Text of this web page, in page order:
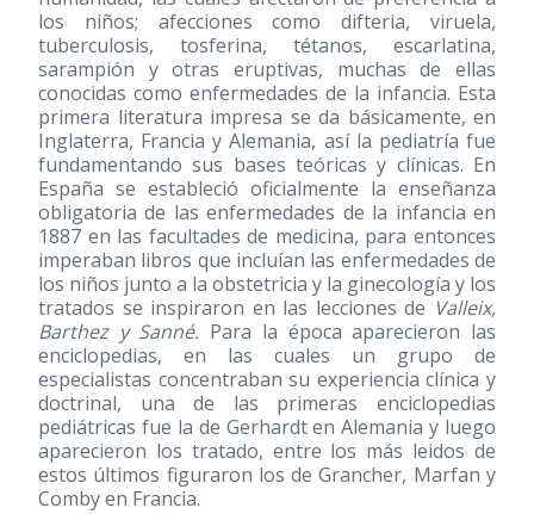
los niños; afecciones como difteria, viruela,
tuberculosis, tosferina, tétanos, escarlatina,
sarampión y otras eruptivas, muchas de ellas
conocidas como enfermedades de la infancia. Esta
primera literatura impresa se da básicamente, en
Inglaterra, Francia y Alemania, así la pediatría fue
fundamentando sus bases teóricas y clínicas. En
España se estableció oficialmente la enseñanza
obligatoria de las enfermedades de la infancia en
1887 en las facultades de medicina, para entonces
imperaban libros que incluían las enfermedades de
los niños junto a la obstetricia y la ginecología y los
tratados se inspiraron en las lecciones de Valleix,
Barthez y Sanné. Para la época aparecieron las
enciclopedias, en las cuales un grupo de
especialistas concentraban su experiencia clínica y
doctrinal, una de las primeras enciclopedias
pediátricas fue la de Gerhardt en Alemania y luego
aparecieron los tratado, entre los más leidos de
estos últimos figuraron los de Grancher, Marfan y
Comby en Francia.